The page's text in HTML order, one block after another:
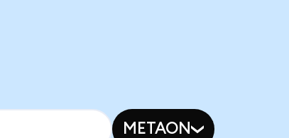
METAON